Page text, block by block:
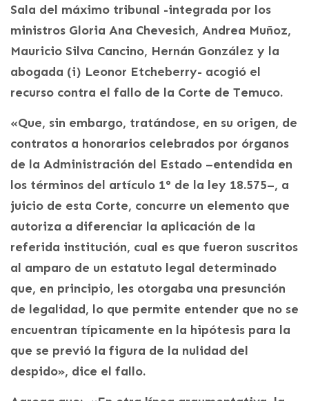
Sala del máximo tribunal -integrada por los
ministros Gloria Ana Chevesich, Andrea Muñoz,
Mauricio Silva Cancino, Hernán González y la
abogada (i) Leonor Etcheberry- acogió el
recurso contra el fallo de la Corte de Temuco.
«Que, sin embargo, tratándose, en su origen, de
contratos a honorarios celebrados por órganos
de la Administración del Estado –entendida en
los términos del artículo 1° de la ley 18.575–, a
juicio de esta Corte, concurre un elemento que
autoriza a diferenciar la aplicación de la
referida institución, cual es que fueron suscritos
al amparo de un estatuto legal determinado
que, en principio, les otorgaba una presunción
de legalidad, lo que permite entender que no se
encuentran típicamente en la hipótesis para la
que se previó la figura de la nulidad del
despido», dice el fallo.